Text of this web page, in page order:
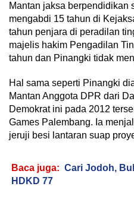
Mantan jaksa berpendidikan
mengabdi 15 tahun di
tahun penjara di peradilan
majelis hakim Pengadilan
tahun dan Pinangki tidak
Hal sama seperti Pinangki
Mantan Anggota DPR dari
Demokrat ini pada 2012
Games Palembang. Ia
jeruji besi lantaran suap
Baca juga: Cari Jodoh,
HDKD 77